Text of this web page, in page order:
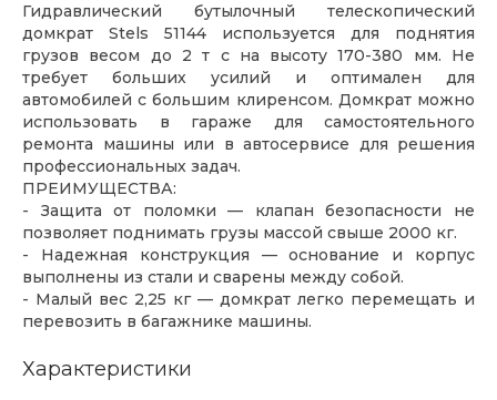
Гидравлический бутылочный телескопический
домкрат Stels 51144 используется для поднятия
грузов весом до 2 т с на высоту 170-380 мм. Не
требует больших усилий и оптимален для
автомобилей с большим клиренсом. Домкрат можно
использовать в гараже для самостоятельного
ремонта машины или в автосервисе для решения
профессиональных задач.
ПРЕИМУЩЕСТВА:
- Защита от поломки — клапан безопасности не
позволяет поднимать грузы массой свыше 2000 кг.
- Надежная конструкция — основание и корпус
выполнены из стали и сварены между собой.
- Малый вес 2,25 кг — домкрат легко перемещать и
перевозить в багажнике машины.
Характеристики